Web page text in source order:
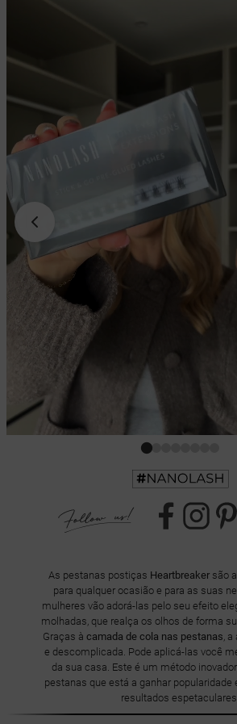
As pestanas postiças Heartbreakersão
para qualquer ocasião e para as suas
mulheres vão adorá-las pelo seu efeito
molhadas, que realça os olhos de forma
Graças à camada de cola nas pestanas ,
e descomplicada. Pode aplicá-las você
da sua casa. Este é um método
pestanas que está a ganhar popularidade
resultados